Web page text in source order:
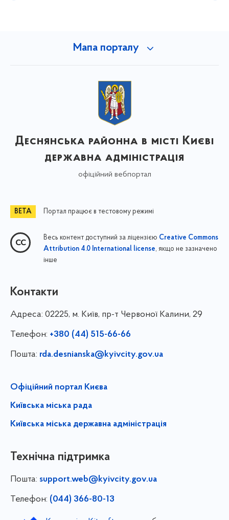
Мапа порталу
Деснянська районна в місті Києві
державна адміністрація
офіційний вебпортал
Портал працює в тестовому режимі
Весь контент доступний за ліцензією Creative Commons
Attribution 4.0 International license, якщо не зазначено
інше
Контакти
Адреса: 02225, м. Київ, пр-т Червоної Калини, 29
Телефон: +380 (44) 515-66-66
Пошта: rda.desnianska@kyivcity.gov.ua
Офіційний портал Києва
Київська міська рада
Київська міська державна адміністрація
Технічна підтримка
Пошта: support.web@kyivcity.gov.ua
Телефон: (044) 366-80-13